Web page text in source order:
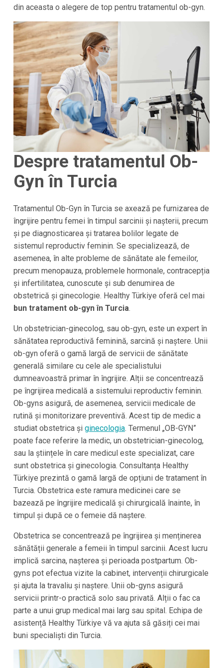
din aceasta o alegere de top pentru tratamentul ob-gyn.
Despre tratamentul Ob-
Gyn în Turcia
Tratamentul Ob-Gyn în Turcia se axează pe furnizarea de
îngrijire pentru femei în timpul sarcinii și nașterii, precum
și pe diagnosticarea și tratarea bolilor legate de
sistemul reproductiv feminin. Se specializează, de
asemenea, în alte probleme de sănătate ale femeilor,
precum menopauza, problemele hormonale, contracepția
și infertilitatea, cunoscute și sub denumirea de
obstetrică și ginecologie. Healthy Türkiye oferă cel mai
bun tratament ob-gyn în Turcia.
Un obstetrician-ginecolog, sau ob-gyn, este un expert în
sănătatea reproductivă feminină, sarcină și naștere. Unii
ob-gyn oferă o gamă largă de servicii de sănătate
generală similare cu cele ale specialistului
dumneavoastră primar în îngrijire. Alții se concentrează
pe îngrijirea medicală a sistemului reproductiv feminin.
Ob-gyns asigură, de asemenea, servicii medicale de
rutină și monitorizare preventivă. Acest tip de medic a
studiat obstetrica și ginecologia. Termenul „OB-GYN”
poate face referire la medic, un obstetrician-ginecolog,
sau la științele în care medicul este specializat, care
sunt obstetrica și ginecologia. Consultanța Healthy
Türkiye prezintă o gamă largă de opțiuni de tratament în
Turcia. Obstetrica este ramura medicinei care se
bazează pe îngrijire medicală și chirurgicală înainte, în
timpul și după ce o femeie dă naștere.
Obstetrica se concentrează pe îngrijirea și menținerea
sănătății generale a femeii în timpul sarcinii. Acest lucru
implică sarcina, nașterea și perioada postpartum. Ob-
gyns pot efectua vizite la cabinet, intervenții chirurgicale
și ajuta la travaliu și naștere. Unii ob-gyns asigură
servicii printr-o practică solo sau privată. Alții o fac ca
parte a unui grup medical mai larg sau spital. Echipa de
asistență Healthy Türkiye vă va ajuta să găsiți cei mai
buni specialiști din Turcia.